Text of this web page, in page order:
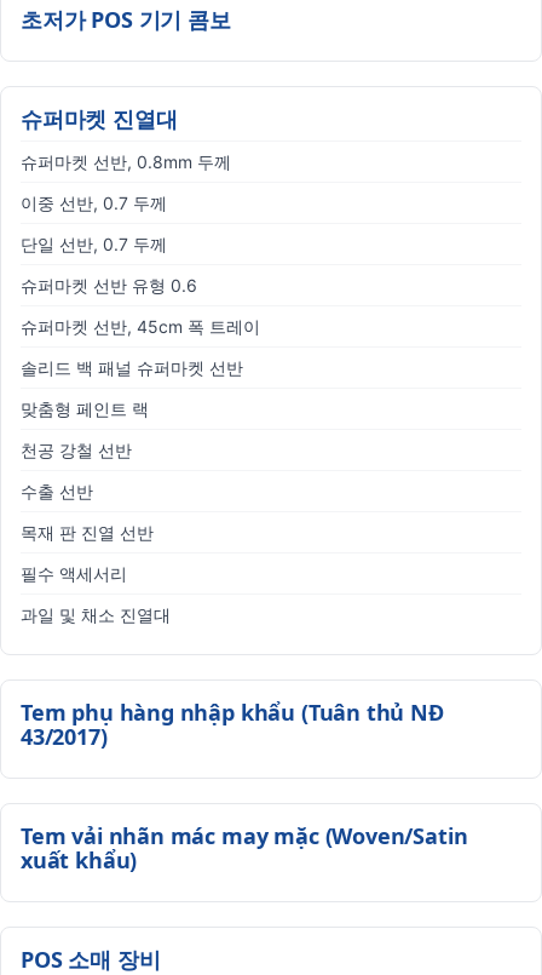
초저가 POS 기기 콤보
슈퍼마켓 진열대
슈퍼마켓 선반, 0.8mm 두께
이중 선반, 0.7 두께
단일 선반, 0.7 두께
슈퍼마켓 선반 유형 0.6
슈퍼마켓 선반, 45cm 폭 트레이
솔리드 백 패널 슈퍼마켓 선반
맞춤형 페인트 랙
천공 강철 선반
수출 선반
목재 판 진열 선반
필수 액세서리
과일 및 채소 진열대
Tem phụ hàng nhập khẩu (Tuân thủ NĐ
43/2017)
Tem vải nhãn mác may mặc (Woven/Satin
xuất khẩu)
POS 소매 장비